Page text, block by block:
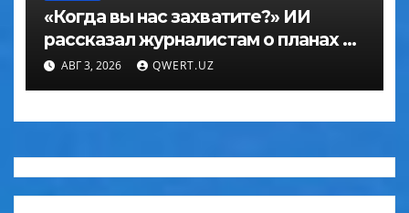
«Когда вы нас захватите?» ИИ
рассказал журналистам о планах по
покорению мира в большом
АВГ 3, 2026 QWERT.UZ